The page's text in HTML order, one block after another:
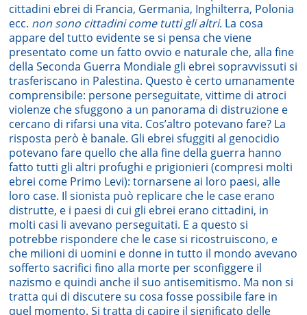
cittadini ebrei di Francia, Germania, Inghilterra, Polonia
ecc. non sono cittadini come tutti gli altri. La cosa
appare del tutto evidente se si pensa che viene
presentato come un fatto ovvio e naturale che, alla fine
della Seconda Guerra Mondiale gli ebrei sopravvissuti si
trasferiscano in Palestina. Questo è certo umanamente
comprensibile: persone perseguitate, vittime di atroci
violenze che sfuggono a un panorama di distruzione e
cercano di rifarsi una vita. Cos’altro potevano fare? La
risposta però è banale. Gli ebrei sfuggiti al genocidio
potevano fare quello che alla fine della guerra hanno
fatto tutti gli altri profughi e prigionieri (compresi molti
ebrei come Primo Levi): tornarsene ai loro paesi, alle
loro case. Il sionista può replicare che le case erano
distrutte, e i paesi di cui gli ebrei erano cittadini, in
molti casi li avevano perseguitati. E a questo si
potrebbe rispondere che le case si ricostruiscono, e
che milioni di uomini e donne in tutto il mondo avevano
sofferto sacrifici fino alla morte per sconfiggere il
nazismo e quindi anche il suo antisemitismo. Ma non si
tratta qui di discutere su cosa fosse possibile fare in
quel momento. Si tratta di capire il significato delle